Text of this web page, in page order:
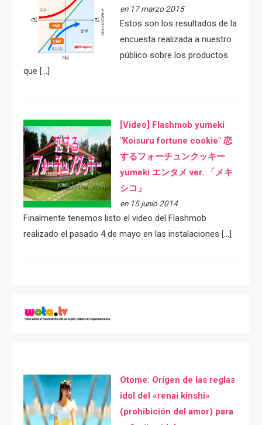
en 17 marzo 2015
Estos son los resultados de la
encuesta realizada a nuestro
público sobre los productos
que […]
[Video] Flashmob yumeki
"Koisuru fortune cookie" 恋
するフォーチュンクッキー
yumeki エンタメ ver. 「メキ
シコ」
en 15 junio 2014
Finalmente tenemos listo el video del Flashmob
realizado el pasado 4 de mayo en las instalaciones […]
Otome: Orígen de las reglas
idol del «renai kinshi»
(prohibición del amor) para